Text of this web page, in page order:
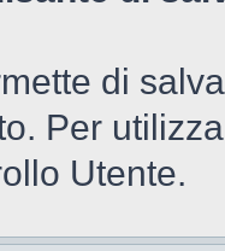
di
Per
Utente.